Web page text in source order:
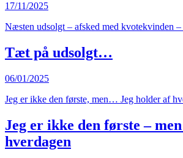
17/11/2025
Næsten udsolgt – afsked med kvotekvinden
Tæt på udsolgt…
06/01/2025
Jeg er ikke den første, men… Jeg holder af
Jeg er ikke den første –
hverdagen